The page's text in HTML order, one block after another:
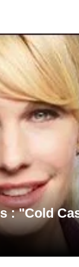
: "Cold